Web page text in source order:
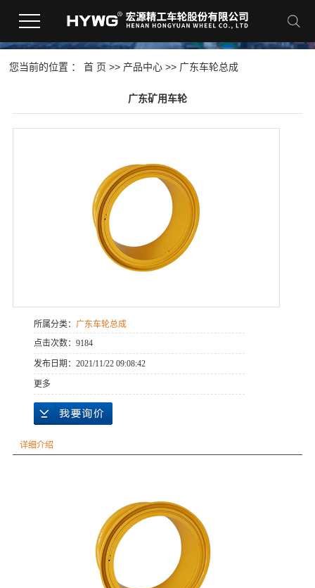
您当前的位置 ：首 页 >> 产品中心 >> 广东车轮总成
广东矿用车轮
所属分类： 广东车轮总成
点击次数：9184
发布日期：2021/11/22 09:08:42
更多
详细介绍